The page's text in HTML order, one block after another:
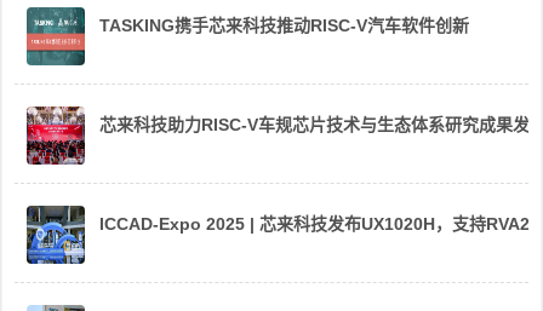
TASKING携手芯来科技推动RISC-V汽车软件创新
芯来科技助力RISC-V车规芯片技术与生态体系研究成果发
ICCAD-Expo 2025 | 芯来科技发布UX1020H，支持